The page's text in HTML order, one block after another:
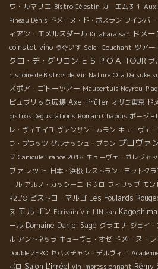
ワ・ルマリエ Bistro Célestin カーエム３１ Aux
Pineau Denis ドメーヌ・ド・ボスラン ワインバ
ィアン・エメルスダール Kitahara san ドメ
coinstot vino うぐいす Soleil Couchant ツアー
クロ・デ・グリヨン ＥＳＰＯＡ TOUR ブ
histoire de Bistros de Vin Nature Ota Daisuke
スポア・ゴトーツアー Maupertuis Neyrou-
ピュブリック広場 Axel Prüfer オザミ東京 ド
bistros Dégustations Romain Chapuis ボージョ
レ・ヴィエイユ ヴァンサン・ムラン キューヴェ
ラ・プラッツ グルナッシュ・ブラン プロヴァ
プ Canicule France 2018 キューヴェ・ガレジャ
ヴァレット 日本・浜松 レストラン・ヨットク
ール アルノ・カッシーニ ドウロ フィリップ モ
R2L'O ビストロ・マルゴ Les Foulards
ヌ モルゴン Ecrivain Vin LIN san Kagoshima
ール Domaine Daniel Sage グラエナ ジェイ
ル アントネッラ キューヴェ・オゼ ドメーヌ・
Double ZERO セバスチャン・デルヴィユ
ポロ Salon L'irréel vin impressionnant Rémy